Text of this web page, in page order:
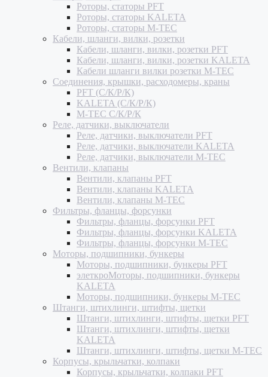
Роторы, статоры PFT
Роторы, статоры KALETA
Роторы, статоры M-TEC
Кабели, шланги, вилки, розетки
Кабели, шланги, вилки, розетки PFT
Кабели, шланги, вилки, розетки KALETA
Кабели шланги вилки розетки M-TEC
Соединения, крышки, расходомеры, краны
PFT (С/К/Р/К)
KALETA (С/К/Р/К)
M-TEC С/К/Р/К
Реле, датчики, выключатели
Реле, датчики, выключатели PFT
Реле, датчики, выключатели KALETA
Реле, датчики, выключатели M-TEC
Вентили, клапаны
Вентили, клапаны PFT
Вентили, клапаны KALETA
Вентили, клапаны M-TEC
Фильтры, фланцы, форсунки
Фильтры, фланцы, форсунки PFT
Фильтры, фланцы, форсунки KALETA
Фильтры, фланцы, форсунки M-TEC
Моторы, подшипники, бункеры
Моторы, подшипники, бункеры PFT
элеткроМоторы, подшипники, бункеры
KALETA
Моторы, подшипники, бункеры M-TEC
Штанги, штихлинги, штифты, щетки
Штанги, штихлинги, штифты, щетки PFT
Штанги, штихлинги, штифты, щетки
KALETA
Штанги, штихлинги, штифты, щетки M-TEC
Корпусы, крыльчатки, колпаки
Корпусы, крыльчатки, колпаки PFT